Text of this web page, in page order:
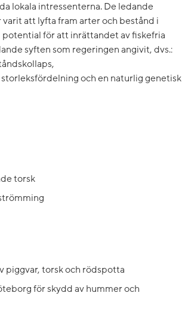
lokala intressenterna. De ledande
att lyfta fram arter och bestånd i
potential för att inrättandet av fiskefria
syften som regeringen angivit, dvs.:
och en naturlig genetisk
torsk
piggvar, torsk och rödspotta
för skydd av hummer och